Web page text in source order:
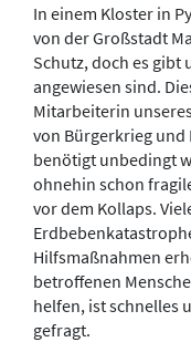
In einem Kloster in
von der Großstadt
Schutz, doch es gibt
angewiesen sind.
Mitarbeiterin
von Bürgerkrieg
benötigt unbedingt
ohnehin schon
vor dem Kollaps.
Hilfsmaßnahmen
betroffenen
helfen, ist schnelles
gefragt.